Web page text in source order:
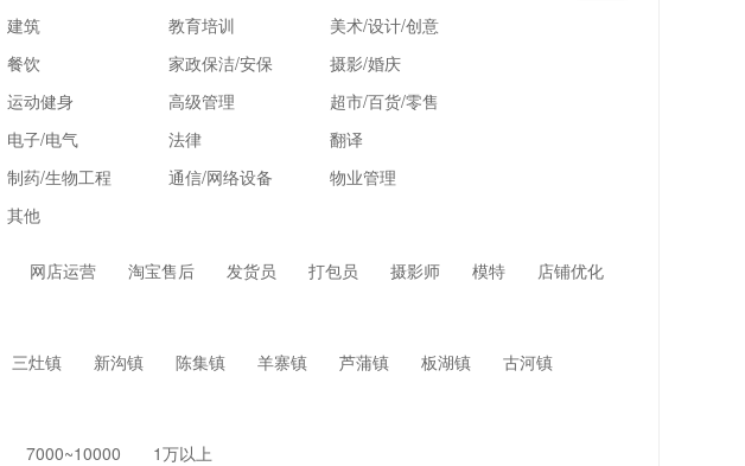
建筑 教育培训
美术/设计/创意
餐饮 家政保洁/安保
摄影/婚庆
运动健身 高级管理
超市/百货/零售
电子/电气 法律
翻译
制药/生物工程 通信/网络设备
物业管理
其他
网店运营 淘宝售后 发货员 打包员 摄影师 模特
店铺优化
三灶镇 新沟镇 陈集镇 羊寨镇 芦蒲镇 板湖镇
古河镇
7000~10000 1万以上